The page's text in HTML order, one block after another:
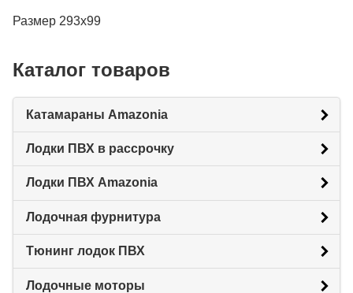
Размер 293х99
Каталог товаров
Катамараны Amazonia
Лодки ПВХ в рассрочку
Лодки ПВХ Amazonia
Лодочная фурнитура
Тюнинг лодок ПВХ
Лодочные моторы